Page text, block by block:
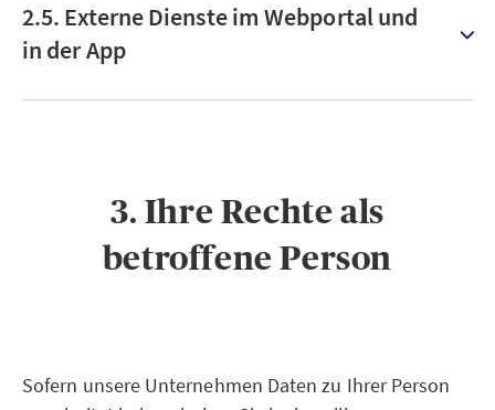
2.5. Externe Dienste im Webportal und
in der App
3. Ihre Rechte als
betroffene Person
Sofern unsere Unternehmen Daten zu Ihrer Person